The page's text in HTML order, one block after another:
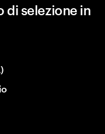
di selezione in